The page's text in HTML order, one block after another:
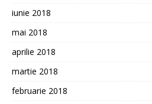
iunie 2018
mai 2018
aprilie 2018
martie 2018
februarie 2018